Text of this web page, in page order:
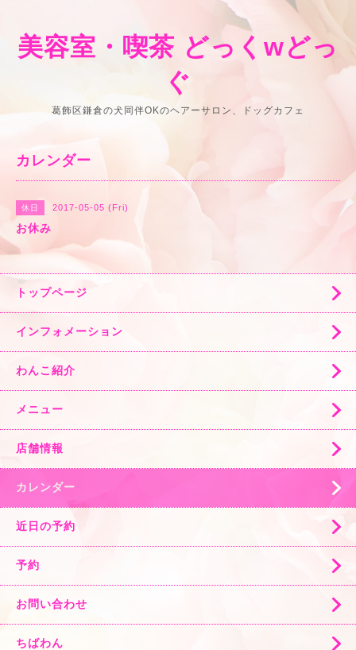
美容室・喫茶 どっくwどっ
ぐ
葛飾区鎌倉の犬同伴OKのヘアーサロン、ドッグカフェ
カレンダー
休日 2017-05-05 (Fri)
お休み
トップページ
インフォメーション
わんこ紹介
メニュー
店舗情報
カレンダー
近日の予約
予約
お問い合わせ
ちばわん